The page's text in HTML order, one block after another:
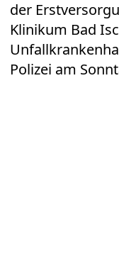
der
Klinikum Bad
Polizei am